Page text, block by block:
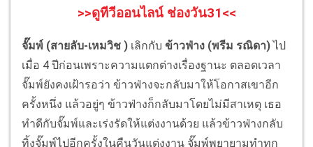
>>ดูทีวีออนไลน์ ช่องวัน31<<
จั๊มพ์ (สายลับ-เหมวิช ) เลิกกับ ข้าวฟ่าง (พรีม รณิดา)ไป
เมื่อ 4 ปีก่อนเพราะความแตกต่างเรื่องฐานะ ตลอดเวลา
จั๊มพ์ยังคงเฝ้ารอว่า ข้าวฟ่างจะกลับมาให้โอกาสเขาอีก
ครั้งหนึ่ง แล้วอยู่ๆ ข้าวฟ่างก็กลับมาโดยไม่มีสาเหตุ เธอ
ทำดีกับจั๊มพ์และเร่งรัดให้แต่งงานด้วย แล้วข้าวฟ่างกลับ
ทิ้งจั๊มพ์ไปอีกครั้งในคืนวันแต่งงาน จั๊มพ์พยายามทำทุก